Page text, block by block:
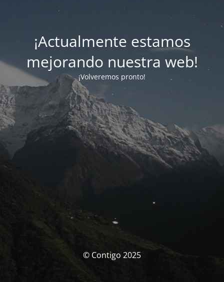
¡Actualmente estamos
mejorando nuestra web!
¡Volveremos pronto!
© Contigo 2025